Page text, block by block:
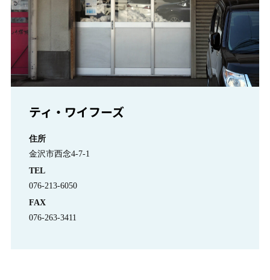
ティ・ワイフーズ
住所
金沢市西念4-7-1
TEL
076-213-6050
FAX
076-263-3411